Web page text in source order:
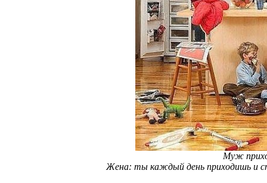
Муж
Жена: ты каждый день приходишь и